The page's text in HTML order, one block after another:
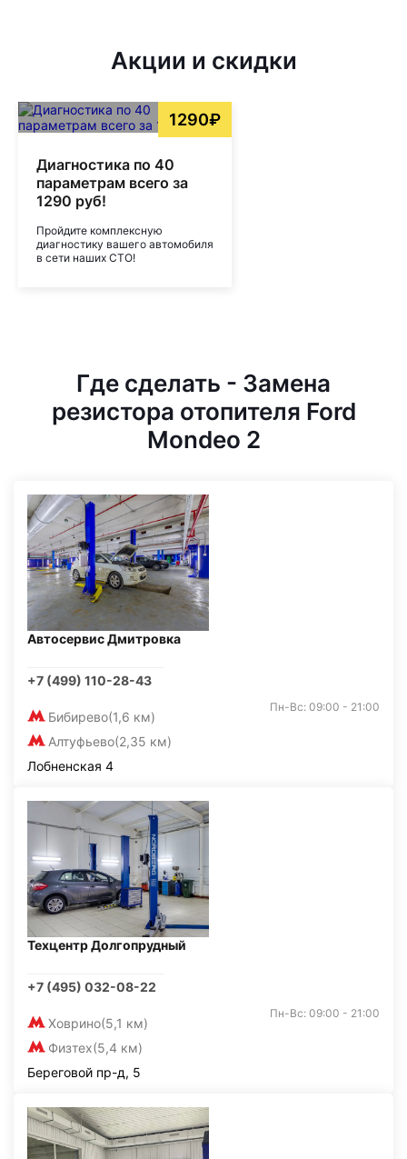
Акции и скидки
1290₽
Диагностика по 40
параметрам всего за
1290 руб!
Пройдите комплексную
диагностику вашего автомобиля
в сети наших СТО!
Где сделать - Замена
резистора отопителя Ford
Mondeo 2
Автосервис Дмитровка
+7 (499) 110-28-43
Бибирево(1,6 км)
Алтуфьево(2,35 км)
Пн-Вс: 09:00 - 21:00
Лобненская 4
Техцентр Долгопрудный
+7 (495) 032-08-22
Ховрино(5,1 км)
Физтех(5,4 км)
Пн-Вс: 09:00 - 21:00
Береговой пр-д, 5